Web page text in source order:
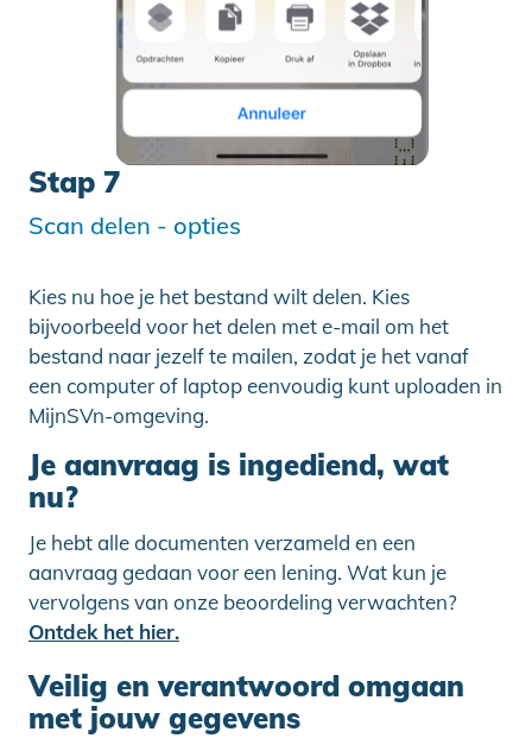
Stap 7
Scan delen - opties
Kies nu hoe je het bestand wilt delen. Kies
bijvoorbeeld voor het delen met e-mail om het
bestand naar jezelf te mailen, zodat je het vanaf
een computer of laptop eenvoudig kunt uploaden in
MijnSVn-omgeving.
Je aanvraag is ingediend, wat
nu?
Je hebt alle documenten verzameld en een
aanvraag gedaan voor een lening. Wat kun je
vervolgens van onze beoordeling verwachten?
Ontdek het hier.
Veilig en verantwoord omgaan
met jouw gegevens